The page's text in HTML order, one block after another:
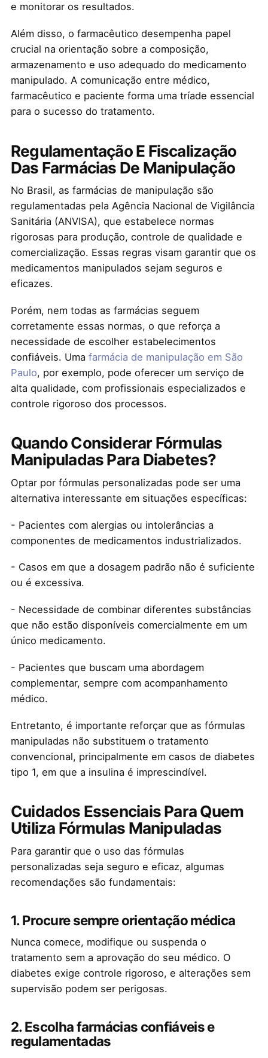
e monitorar os resultados.
Além disso, o farmacêutico desempenha papel
crucial na orientação sobre a composição,
armazenamento e uso adequado do medicamento
manipulado. A comunicação entre médico,
farmacêutico e paciente forma uma tríade essencial
para o sucesso do tratamento.
Regulamentação E Fiscalização
Das Farmácias De Manipulação
No Brasil, as farmácias de manipulação são
regulamentadas pela Agência Nacional de Vigilância
Sanitária (ANVISA), que estabelece normas
rigorosas para produção, controle de qualidade e
comercialização. Essas regras visam garantir que os
medicamentos manipulados sejam seguros e
eficazes.
Porém, nem todas as farmácias seguem
corretamente essas normas, o que reforça a
necessidade de escolher estabelecimentos
confiáveis. Uma farmácia de manipulação em São
Paulo, por exemplo, pode oferecer um serviço de
alta qualidade, com profissionais especializados e
controle rigoroso dos processos.
Quando Considerar Fórmulas
Manipuladas Para Diabetes?
Optar por fórmulas personalizadas pode ser uma
alternativa interessante em situações específicas:
- Pacientes com alergias ou intolerâncias a
componentes de medicamentos industrializados.
- Casos em que a dosagem padrão não é suficiente
ou é excessiva.
- Necessidade de combinar diferentes substâncias
que não estão disponíveis comercialmente em um
único medicamento.
- Pacientes que buscam uma abordagem
complementar, sempre com acompanhamento
médico.
Entretanto, é importante reforçar que as fórmulas
manipuladas não substituem o tratamento
convencional, principalmente em casos de diabetes
tipo 1, em que a insulina é imprescindível.
Cuidados Essenciais Para Quem
Utiliza Fórmulas Manipuladas
Para garantir que o uso das fórmulas
personalizadas seja seguro e eficaz, algumas
recomendações são fundamentais:
1. Procure sempre orientação médica
Nunca comece, modifique ou suspenda o
tratamento sem a aprovação do seu médico. O
diabetes exige controle rigoroso, e alterações sem
supervisão podem ser perigosas.
2. Escolha farmácias confiáveis e
regulamentadas